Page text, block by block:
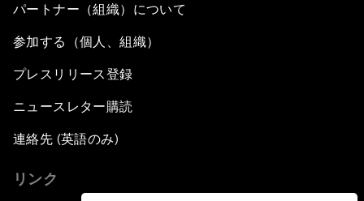
パートナー（組織）について
参加する（個人、組織）
プレスリリース登録
ニュースレター購読
連絡先 (英語のみ)
リンク